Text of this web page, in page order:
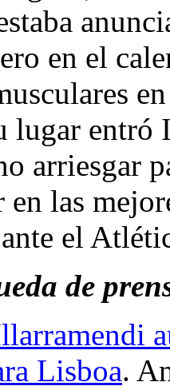
en el
lugar entró
arriesgar
en las
el
de
Lisboa.